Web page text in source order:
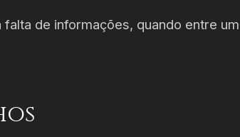
de informações, quando entre um